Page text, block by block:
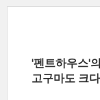
'펜트하우스'
고구마도 크다